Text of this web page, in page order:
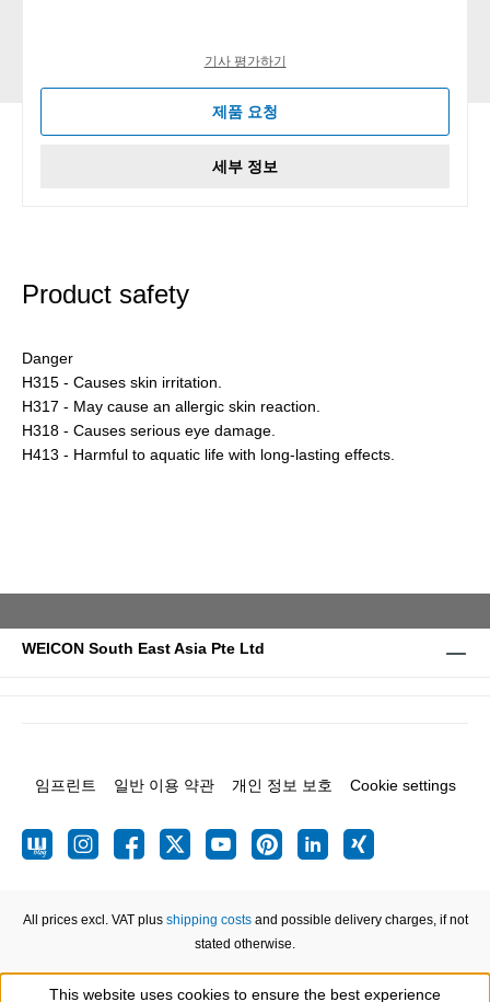
기사 평가하기
제품 요청
세부 정보
Product safety
Danger
H315 - Causes skin irritation.
H317 - May cause an allergic skin reaction.
H318 - Causes serious eye damage.
H413 - Harmful to aquatic life with long-lasting effects.
WEICON South East Asia Pte Ltd
임프린트 일반 이용 약관 개인 정보 보호 Cookie settings
All prices excl. VAT plus shipping costsand possible delivery charges, if not
stated otherwise.
This website uses cookies to ensure the best experience